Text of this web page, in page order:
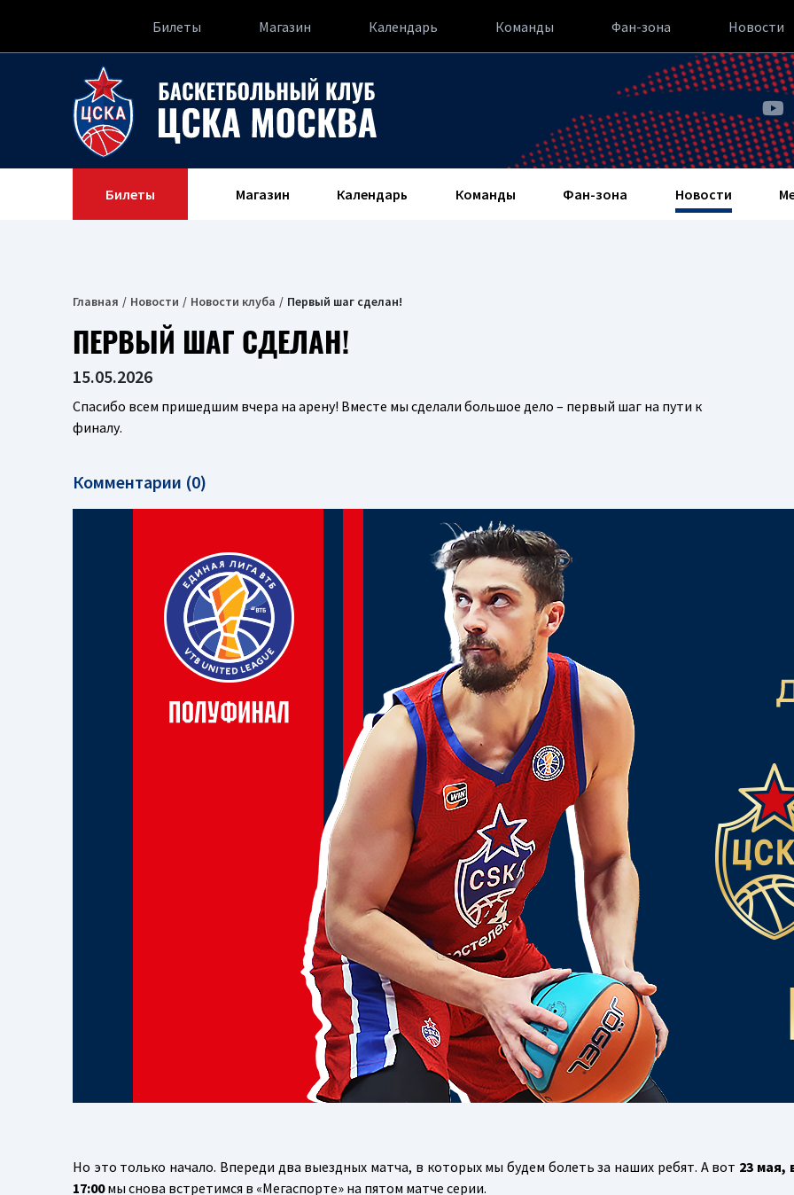
Билеты Магазин Календарь Команды Фан-зона Новости
Билеты Магазин Календарь Команды Фан-зона Новости
Главная Новости Новости клуба Первый шаг сделан!
ПЕРВЫЙ ШАГ СДЕЛАН!
15.05.2026
Спасибо всем пришедшим вчера на арену! Вместе мы сделали большое дело – первый шаг на пути к
финалу.
Комментарии (0)
Но это только начало. Впереди два выездных матча, в которых мы будем болеть за наших ребят. А вот 23 мая,
17:00мы снова встретимся в «Мегаспорте» на пятом матче серии.